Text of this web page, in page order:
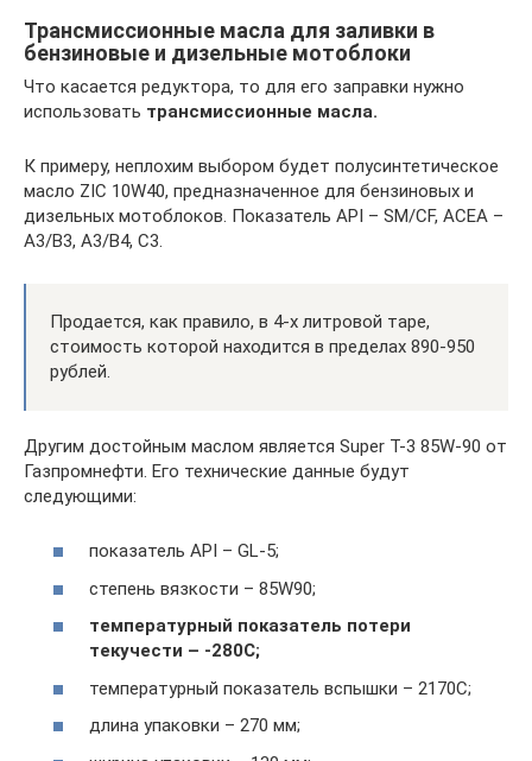
Трансмиссионные масла для заливки в
бензиновые и дизельные мотоблоки
Что касается редуктора, то для его заправки нужно
использовать трансмиссионные масла.
К примеру, неплохим выбором будет полусинтетическое
масло ZIC 10W40, предназначенное для бензиновых и
дизельных мотоблоков. Показатель API – SM/CF, ACEA –
A3/B3, A3/B4, C3.
Продается, как правило, в 4-х литровой таре,
стоимость которой находится в пределах 890-950
рублей.
Другим достойным маслом является Super T-3 85W-90 от
Газпромнефти. Его технические данные будут
следующими:
показатель API – GL-5;
степень вязкости – 85W90;
температурный показатель потери
текучести – -280C;
температурный показатель вспышки – 2170C;
длина упаковки – 270 мм;